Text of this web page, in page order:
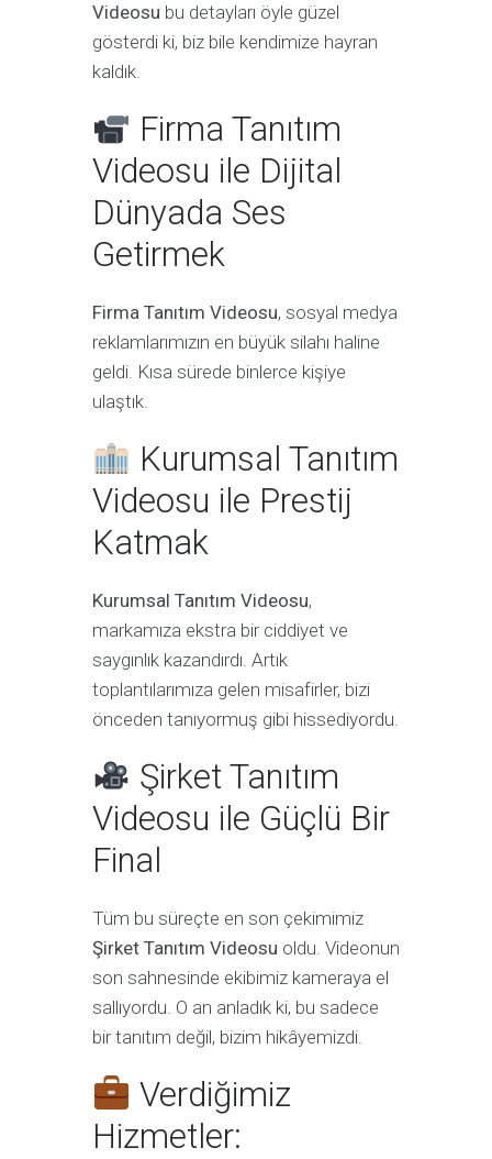
Videosu bu detayları öyle güzel
gösterdi ki, biz bile kendimize hayran
kaldık.
Firma Tanıtım
Videosu ile Dijital
Dünyada Ses
Getirmek
Firma Tanıtım Videosu, sosyal medya
reklamlarımızın en büyük silahı haline
geldi. Kısa sürede binlerce kişiye
ulaştık.
Kurumsal Tanıtım
Videosu ile Prestij
Katmak
Kurumsal Tanıtım Videosu,
markamıza ekstra bir ciddiyet ve
saygınlık kazandırdı. Artık
toplantılarımıza gelen misafirler, bizi
önceden tanıyormuş gibi hissediyordu.
Şirket Tanıtım
Videosu ile Güçlü Bir
Final
Tüm bu süreçte en son çekimimiz
Şirket Tanıtım Videosu oldu. Videonun
son sahnesinde ekibimiz kameraya el
sallıyordu. O an anladık ki, bu sadece
bir tanıtım değil, bizim hikâyemizdi.
Verdiğimiz
Hizmetler: